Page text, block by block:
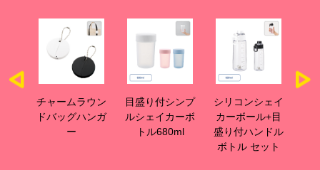
チャームラウン
ドバッグハンガ
ー
目盛り付シンプ
ルシェイカーボ
トル680ml
シリコンシェイ
カーボール+目
盛り付ハンドル
ボトル セット